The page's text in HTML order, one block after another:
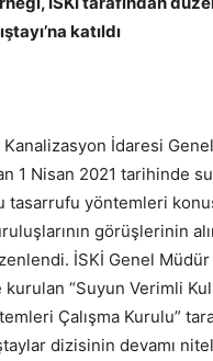
katıldı
İdaresi
1 Nisan 2021 tarihinde
tasarrufu yöntemleri
görüşlerinin
İSKİ Genel Müdür
“Suyun Verimli
Çalışma Kurulu”
dizisinin devamı